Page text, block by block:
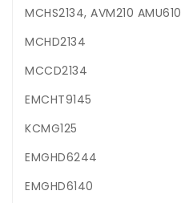
MCHS2134, AVM210 AMU610
MCHD2134
MCCD2134
EMCHT9145
KCMG125
EMGHD6244
EMGHD6140